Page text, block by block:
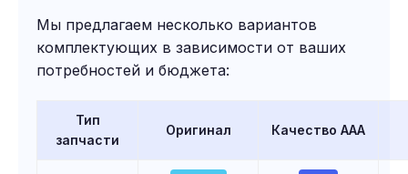
Мы предлагаем несколько вариантов
комплектующих в зависимости от ваших
потребностей и бюджета:
Тип
запчасти
Оригинал Качество AAA